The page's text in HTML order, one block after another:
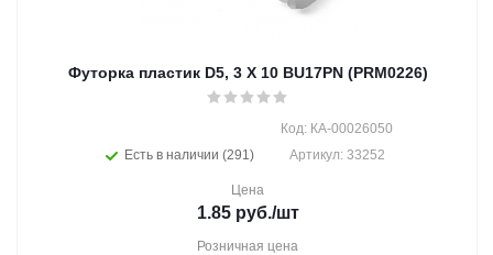
Футорка пластик D5, 3 Х 10 BU17PN (PRM0226)
Есть в наличии (291)
Код: КА-00026050
Артикул: 33252
Цена
1.85руб./шт
Розничная цена